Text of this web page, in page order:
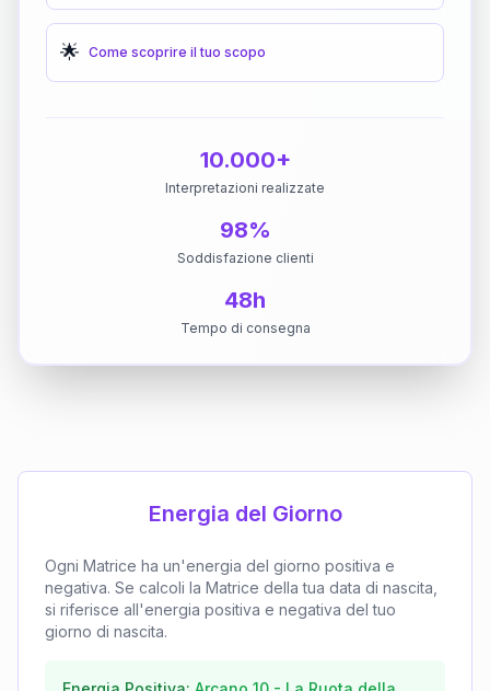
🌟 Come scoprire il tuo scopo
10.000+
Interpretazioni realizzate
98%
Soddisfazione clienti
48h
Tempo di consegna
Energia del Giorno
Ogni Matrice ha un'energia del giorno positiva e
negativa. Se calcoli la Matrice della tua data di nascita,
si riferisce all'energia positiva e negativa del tuo
giorno di nascita.